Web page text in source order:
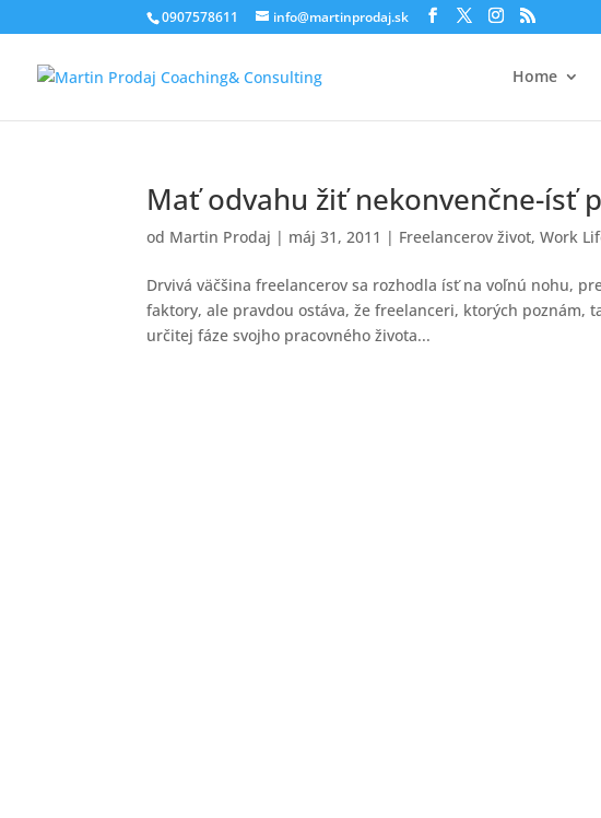
0907578611 info@martinprodaj.sk
Home
Mať odvahu žiť nekonvenčne-ísť
od Martin Prodaj | máj 31, 2011 | Freelancerov život,Work
Drvivá väčšina freelancerov sa rozhodla ísť na voľnú nohu,
faktory, ale pravdou ostáva, že freelanceri, ktorých poznám,
určitej fáze svojho pracovného života...